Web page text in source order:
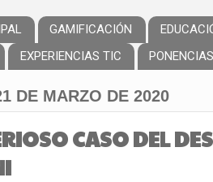
GAMIFICACIÓN
EXPERIENCIAS TIC
DE MARZO DE 2020
CASO DEL